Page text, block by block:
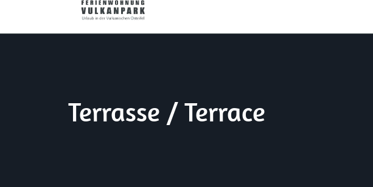
Urlaub in der vulkanischen Osteifel
Terrasse / Terrace